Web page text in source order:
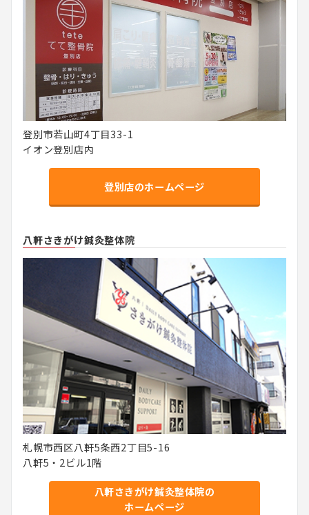
登別市若山町4丁目33-1
イオン登別店内
登別店のホームページ
八軒さきがけ鍼灸整体院
札幌市西区八軒5条西2丁目5-16
八軒5・2ビル1階
八軒さきがけ鍼灸整体院の
ホームページ